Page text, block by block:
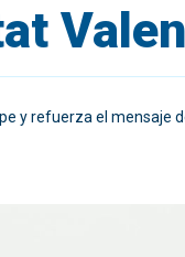
y refuerza el mensaje